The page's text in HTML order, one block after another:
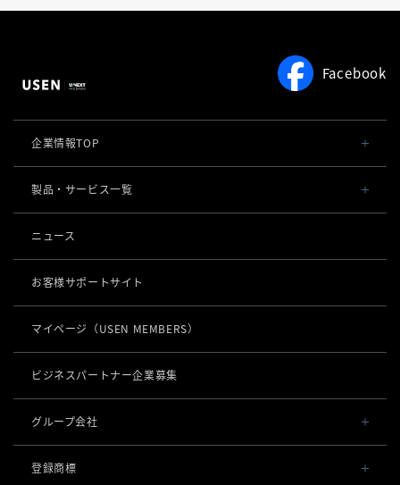
Facebook
企業情報TOP
会社概要・役員一覧
社長メッセージ
事業所一覧
店舗DX
サスティナビリティ
製品・サービス一覧
POSレジ 他
USENセルフレジ
USENレジTAB STORE
勤怠管理「USEN スタッフシフト」
オーダーシステム
USEN ハンディ
USEN Mobile Order
USEN Tablet Order
USEN Order & Pay
キャッシュレス決済
USEN PAY
USEN PAY
USEN PAY ENTRY
USEN PAY QR
ロボティクス
KettyBot Pro（配膳）
BellaBot Pro（配膳）
USEN SMART RESERVE
ヒトサラ
導入事例
ニュース
お客様サポートサイト
マイページ （USEN MEMBERS）
ビジネスパートナー企業募集
グループ会社
USEN & U-NEXT GROUP
株式会社 U-NEXT HOLDINGS
登録商標